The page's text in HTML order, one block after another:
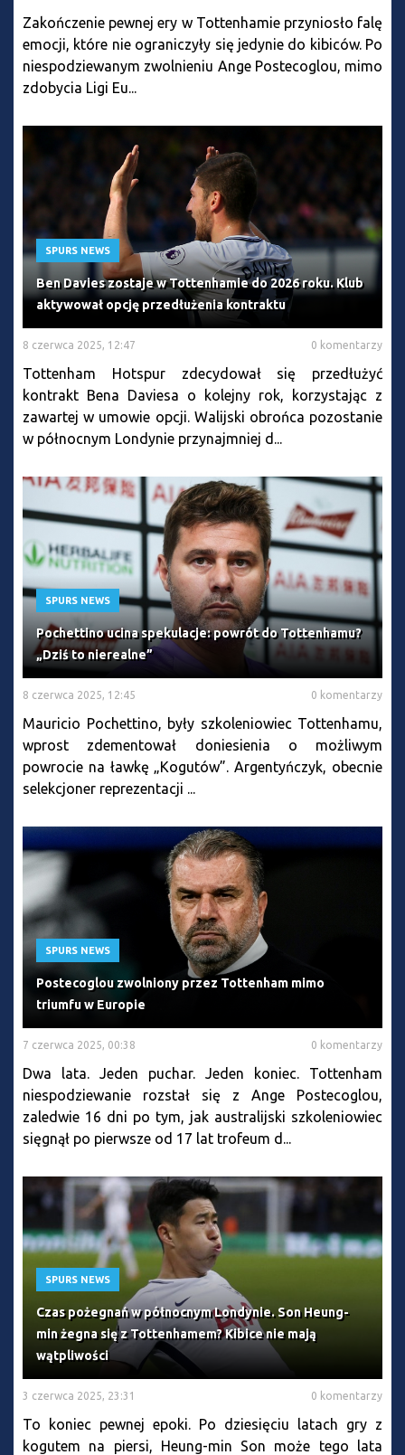
Zakończenie pewnej ery w Tottenhamie przyniosło falę
emocji, które nie ograniczyły się jedynie do kibiców. Po
niespodziewanym zwolnieniu Ange Postecoglou, mimo
zdobycia Ligi Eu...
SPURS NEWS
Ben Davies zostaje w Tottenhamie do 2026 roku. Klub
aktywował opcję przedłużenia kontraktu
8 czerwca 2025, 12:47 0 komentarzy
Tottenham Hotspur zdecydował się przedłużyć
kontrakt Bena Daviesa o kolejny rok, korzystając z
zawartej w umowie opcji. Walijski obrońca pozostanie
w północnym Londynie przynajmniej d...
SPURS NEWS
Pochettino ucina spekulacje: powrót do Tottenhamu?
„Dziś to nierealne”
8 czerwca 2025, 12:45 0 komentarzy
Mauricio Pochettino, były szkoleniowiec Tottenhamu,
wprost zdementował doniesienia o możliwym
powrocie na ławkę „Kogutów”. Argentyńczyk, obecnie
selekcjoner reprezentacji ...
SPURS NEWS
Postecoglou zwolniony przez Tottenham mimo
triumfu w Europie
7 czerwca 2025, 00:38 0 komentarzy
Dwa lata. Jeden puchar. Jeden koniec. Tottenham
niespodziewanie rozstał się z Ange Postecoglou,
zaledwie 16 dni po tym, jak australijski szkoleniowiec
sięgnął po pierwsze od 17 lat trofeum d...
SPURS NEWS
Czas pożegnań w północnym Londynie. Son Heung-
min żegna się z Tottenhamem? Kibice nie mają
wątpliwości
3 czerwca 2025, 23:31 0 komentarzy
To koniec pewnej epoki. Po dziesięciu latach gry z
kogutem na piersi, Heung-min Son może tego lata